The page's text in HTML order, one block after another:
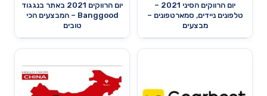
יום הרווקים הסיני 2021 –
טלפונים ניידים, סמארטפונים –
מבצעים
יום הרווקים 2021 באתר בנגגוד
Banggood – המבצעים הכי
טובים